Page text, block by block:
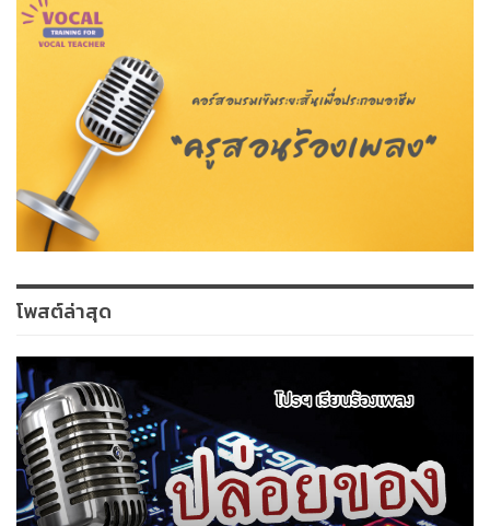
โพสต์ล่าสุด